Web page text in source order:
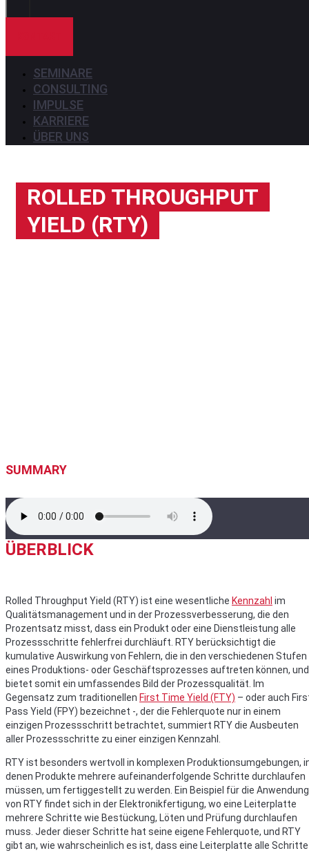
SEMINARE
CONSULTING
IMPULSE
KARRIERE
ÜBER UNS
ROLLED THROUGHPUT
YIELD (RTY)
SUMMARY
ÜBERBLICK
Rolled Throughput Yield (RTY) ist eine wesentliche Kennzahl im
Qualitätsmanagement und in der Prozessverbesserung, die den
Prozentsatz misst, dass ein Produkt oder eine Dienstleistung alle
Prozessschritte fehlerfrei durchläuft. RTY berücksichtigt die
kumulative Auswirkung von Fehlern, die in den verschiedenen Stufen
eines Produktions- oder Geschäftsprozesses auftreten können, und
bietet somit ein umfassendes Bild der Prozessqualität. Im
Gegensatz zum traditionellen First Time Yield (FTY) – oder auch
Pass Yield (FPY) bezeichnet -, der die Fehlerquote nur in einem
einzigen Prozessschritt betrachtet, summiert RTY die Ausbeuten
aller Prozessschritte zu einer einzigen Kennzahl.
RTY ist besonders wertvoll in komplexen Produktionsumgebungen,
denen Produkte mehrere aufeinanderfolgende Schritte durchlaufen
müssen, um fertiggestellt zu werden. Ein Beispiel für die Anwendung
von RTY findet sich in der Elektronikfertigung, wo eine Leiterplatte
mehrere Schritte wie Bestückung, Löten und Prüfung durchlaufen
muss. Jeder dieser Schritte hat seine eigene Fehlerquote, und RTY
gibt an, wie wahrscheinlich es ist, dass eine Leiterplatte alle Schritte